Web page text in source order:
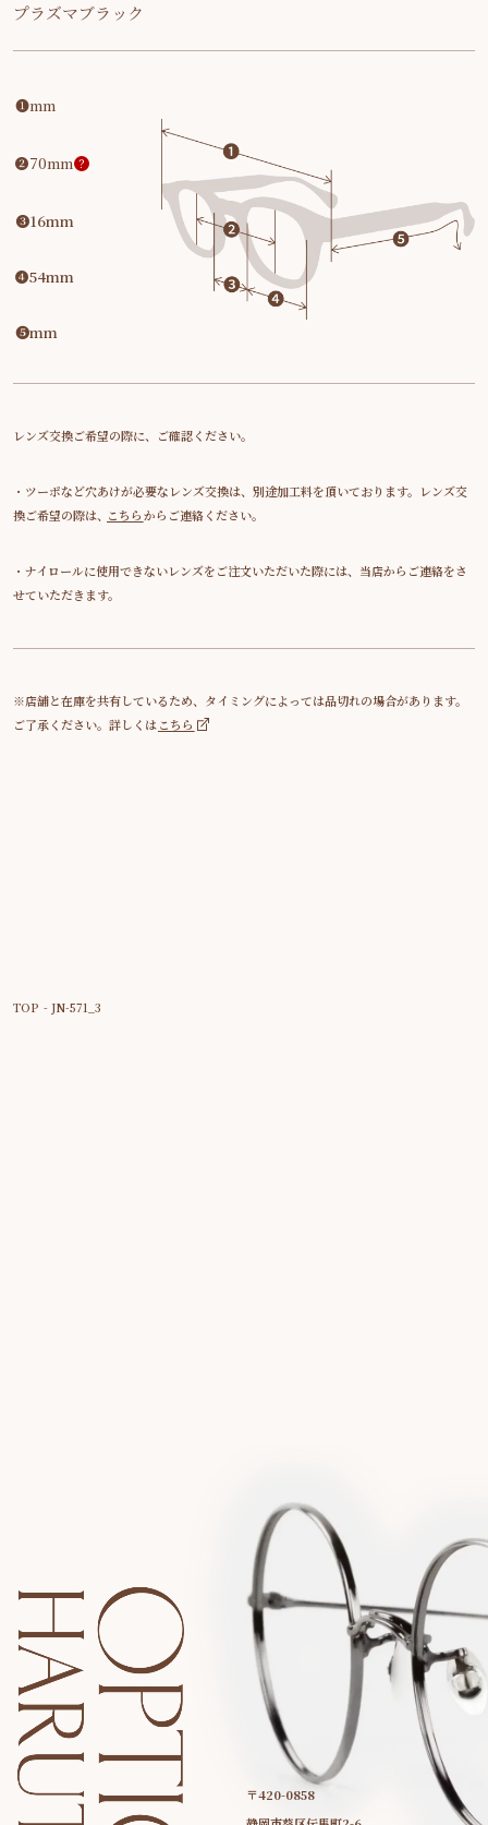
プラズマブラック
❶mm
❷70mm ？
❸16mm
❹54mm
❺mm
レンズ交換ご希望の際に、ご確認ください。
・ツーポなど穴あけが必要なレンズ交換は、別途加工料を頂いております。レンズ交
換ご希望の際は、 こちらからご連絡ください。
・ナイロールに使用できないレンズをご注文いただいた際には、当店からご連絡をさ
せていただきます。
※店舗と在庫を共有しているため、タイミングによっては品切れの場合があります。
ご了承ください。詳しくはこちら
TOP - JN-571_3
〒420-0858